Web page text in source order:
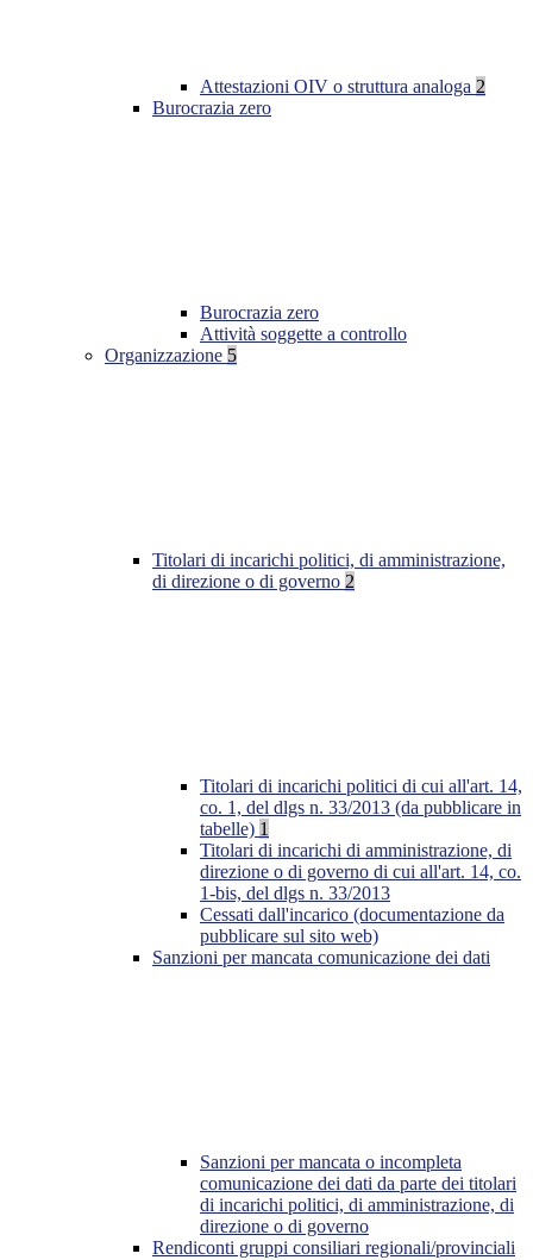
Attestazioni OIV o struttura analoga 2
Burocrazia zero
Burocrazia zero
Attività soggette a controllo
Organizzazione 5
Titolari di incarichi politici, di amministrazione,
di direzione o di governo 2
Titolari di incarichi politici di cui all'art. 14,
co. 1, del dlgs n. 33/2013 (da pubblicare in
tabelle) 1
Titolari di incarichi di amministrazione, di
direzione o di governo di cui all'art. 14, co.
1-bis, del dlgs n. 33/2013
Cessati dall'incarico (documentazione da
pubblicare sul sito web)
Sanzioni per mancata comunicazione dei dati
Sanzioni per mancata o incompleta
comunicazione dei dati da parte dei titolari
di incarichi politici, di amministrazione, di
direzione o di governo
Rendiconti gruppi consiliari regionali/provinciali